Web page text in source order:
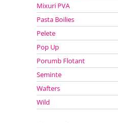
Mixuri PVA
Pasta Boilies
Pelete
Pop Up
Porumb Flotant
Seminte
Wafters
Wild